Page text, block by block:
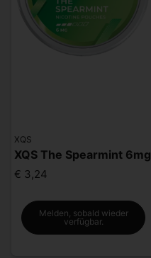
XQS
XQS The Spearmint 6mg
€ 3,24
Melden, sobald wieder
verfügbar.